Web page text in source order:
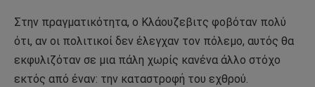
Στην πραγματικότητα, ο Κλάουζεβιτς φοβόταν πολύ
ότι, αν οι πολιτικοί δεν έλεγχαν τον πόλεμο, αυτός θα
εκφυλιζόταν σε μια πάλη χωρίς κανένα άλλο στόχο
εκτός από έναν: την καταστροφή του εχθρού.